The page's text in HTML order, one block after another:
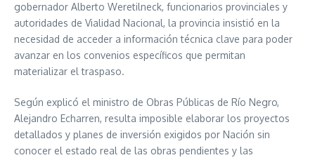
gobernador Alberto Weretilneck, funcionarios provinciales y
autoridades de Vialidad Nacional, la provincia insistió en la
necesidad de acceder a información técnica clave para poder
avanzar en los convenios específicos que permitan
materializar el traspaso.
Según explicó el ministro de Obras Públicas de Río Negro,
Alejandro Echarren, resulta imposible elaborar los proyectos
detallados y planes de inversión exigidos por Nación sin
conocer el estado real de las obras pendientes y las